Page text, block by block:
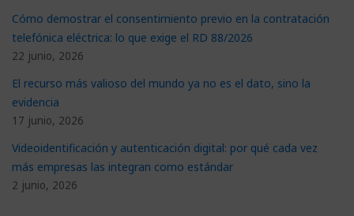
Cómo demostrar el consentimiento previo en la contratación
telefónica eléctrica: lo que exige el RD 88/2026
22 junio, 2026
El recurso más valioso del mundo ya no es el dato, sino la
evidencia
17 junio, 2026
Videoidentificación y autenticación digital: por qué cada vez
más empresas las integran como estándar
2 junio, 2026